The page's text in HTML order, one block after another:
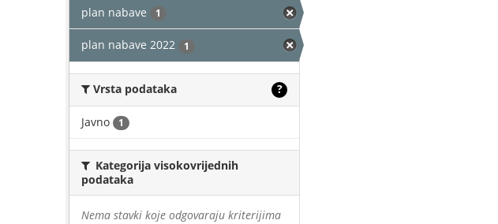
plan nabave 1
plan nabave 2022 1
Vrsta podataka ?
Javno 1
Kategorija visokovrijednih
podataka
Nema stavki koje odgovaraju kriterijima